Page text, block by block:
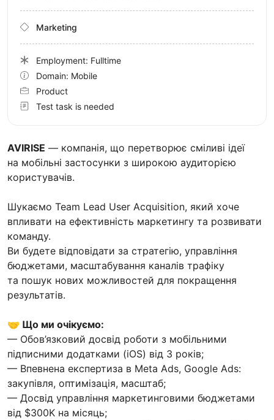
AVIRISE — компанія, що перетворює сміливі ідеї
на мобільні застосунки з широкою аудиторією
користувачів.
Шукаємо Team Lead User Acquisition, який хоче
впливати на ефективність маркетингу та розвивати
команду.
Ви будете відповідати за стратегію, управління
бюджетами, масштабування каналів трафіку
та пошук нових можливостей для покращення
результатів.
🤝 Що ми очікуємо:
— Обов’язковий досвід роботи з мобільними
підписними додатками (iOS) від 3 років;
— Впевнена експертиза в Meta Ads, Google Ads:
закупівля, оптимізація, масштаб;
— Досвід управління маркетинговими бюджетами
від $300K на місяць;
Marketing
Employment: Fulltime
Domain: Mobile
Product
Test task is needed